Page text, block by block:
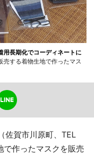
長期化でコーディネートに
する着物生地で作ったマス
佐賀市川原町、TEL
作ったマスクを販売